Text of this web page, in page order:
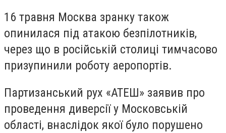
16 травня Москва зранку також
опинилася під атакою безпілотників,
через що в російській столиці тимчасово
призупинили роботу аеропортів.
Партизанський рух «АТЕШ» заявив про
проведення диверсії у Московській
області, внаслідок якої було порушено